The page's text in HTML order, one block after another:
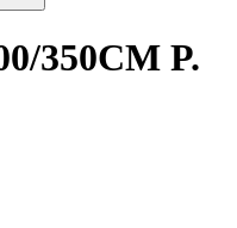
350CM P.